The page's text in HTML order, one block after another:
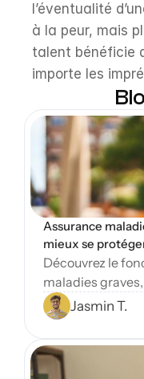
l’éventualité
à la peur, mais
talent bénéficie
importe les
Blog
Assurance
mieux se
Découvrez le
maladies
protéger vos
sévère.
Jasmin T.
Blog